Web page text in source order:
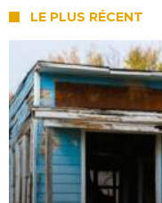
LE PLUS RÉCENT